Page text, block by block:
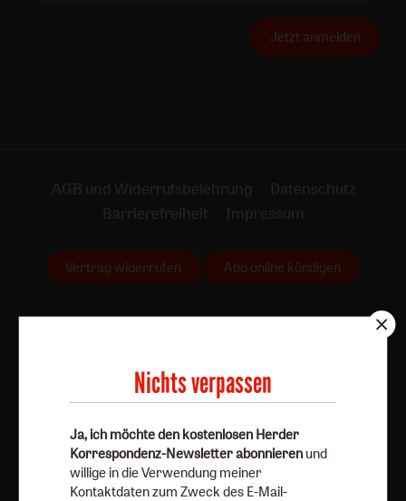
Jetzt anmelden
AGB und Widerrufsbelehrung
Datenschutz
Barrierefreiheit
Impressum
Vertrag widerrufen Abo online kündigen
Nach oben
Nichts verpassen
Ja, ich möchte den kostenlosen Herder
Korrespondenz-Newsletter abonnieren und
willige in die Verwendung meiner
Kontaktdaten zum Zweck des E-Mail-